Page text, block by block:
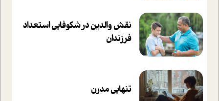
نقش والدین در شکوفا‌یی ا‌ستعداد
فرزندان‌
تنهایی مدرن